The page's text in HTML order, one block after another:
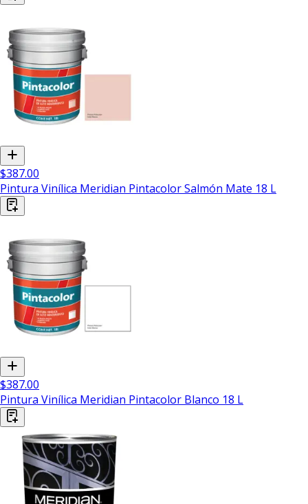
$387.00
Pintura Vinílica Meridian Pintacolor Salmón Mate 18 L
$387.00
Pintura Vinílica Meridian Pintacolor Blanco 18 L